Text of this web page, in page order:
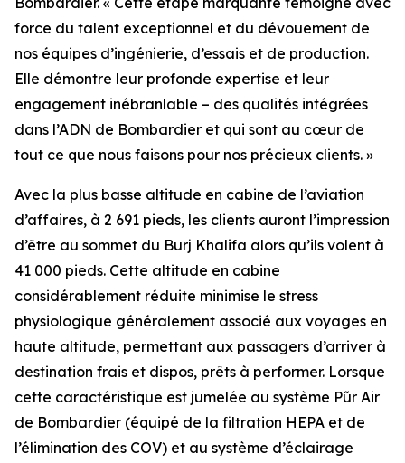
force du talent exceptionnel et du dévouement de
nos équipes d’ingénierie, d’essais et de production.
Elle démontre leur profonde expertise et leur
engagement inébranlable – des qualités intégrées
dans l’ADN de Bombardier et qui sont au cœur de
tout ce que nous faisons pour nos précieux clients. »
Avec la plus basse altitude en cabine de l’aviation
d’affaires, à 2 691 pieds, les clients auront l’impression
d’être au sommet du Burj Khalifa alors qu’ils volent à
41 000 pieds. Cette altitude en cabine
considérablement réduite minimise le stress
physiologique généralement associé aux voyages en
haute altitude, permettant aux passagers d’arriver à
destination frais et dispos, prêts à performer. Lorsque
cette caractéristique est jumelée au système Pũr Air
de Bombardier (équipé de la filtration HEPA et de
l’élimination des COV) et au système d’éclairage